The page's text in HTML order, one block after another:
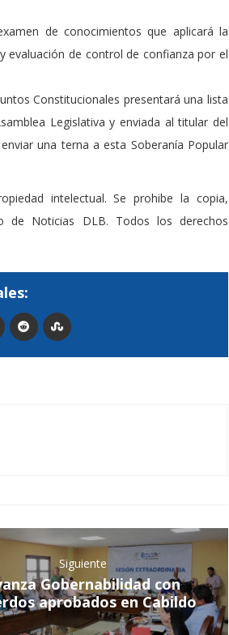
de conocimientos que aplicará la
evaluación de control de confianza por el
Constitucionales presentará una lista
Legislativa y enviada al titular del
una terna a esta Soberanía Popular
intelectual. Se prohibe la copia,
de Noticias DLB. Todos los derechos
Siguiente
Gobernabilidad con
aprobados en Cabildo